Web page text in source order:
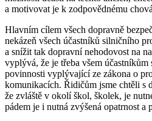
a motivovat je k zodpovědnému
Hlavním cílem všech dopravně
nekázeň všech účastníků silničního
a snížit tak dopravní nehodovost na
vyplývá, že je třeba všem
povinnosti vyplývající ze zákona o
komunikacích. Řidičům jsme chtěli s
že zvláště v okolí škol, školek, je
pádem je i nutná zvýšená opatrnost a